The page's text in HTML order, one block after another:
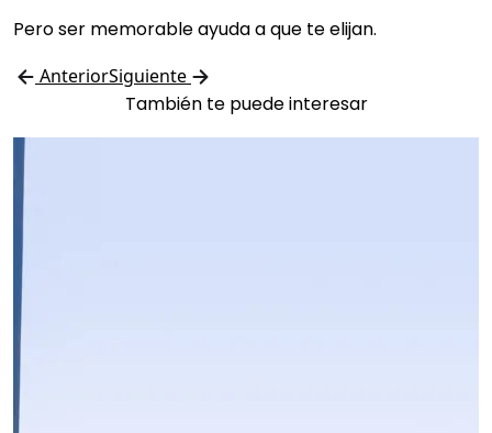
Pero ser memorable ayuda a que te elijan.
AnteriorSiguiente
También te puede interesar